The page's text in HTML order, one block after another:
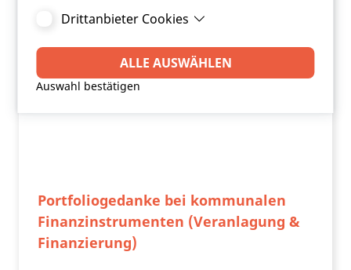
Essenzielle Cookies sind Cookies, welche für die
benötigt werden.
Drittanbieter Cookies
Drittanbieter Cookies sind Cookies, die
Drittanbieter-Software setzt, um Funktionen wie
Google Maps zu ermöglichen.
ALLE AUSWÄHLEN
Auswahl bestätigen
Portfoliogedanke bei kommunalen
Finanzinstrumenten (Veranlagung &
Finanzierung)